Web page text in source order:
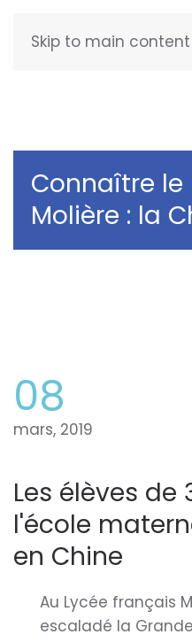
Skip to main content
Connaître
Molière : la
08
mars, 2019
Les élèves de
l'école
en Chine
Au Lycée français
escaladé la